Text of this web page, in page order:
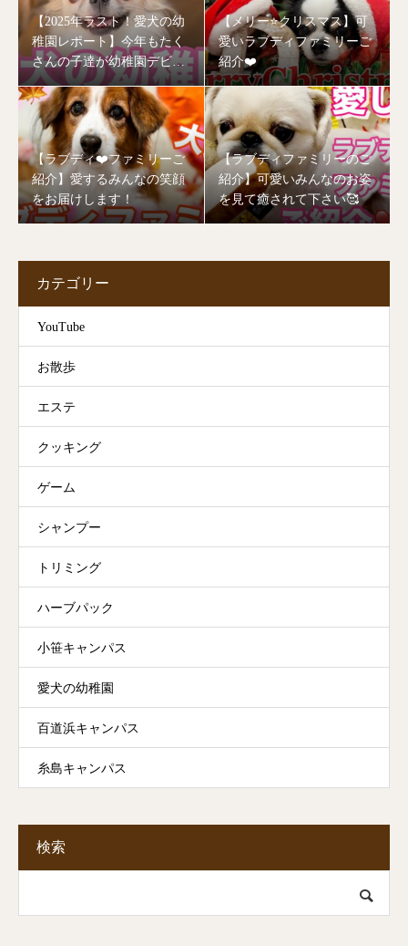
【2025年ラスト！愛犬の幼
稚園レポート】今年もたく
さんの子達が幼稚園デビュ
ーしました🥰
【メリー⭐️クリスマス】可
愛いラブディファミリーご
紹介❤️
【ラブディ❤️ファミリーご
紹介】愛するみんなの笑顔
をお届けします！
【ラブディファミリーのご
紹介】可愛いみんなのお姿
を見て癒されて下さい🥰
カテゴリー
YouTube
お散歩
エステ
クッキング
ゲーム
シャンプー
トリミング
ハーブパック
小笹キャンパス
愛犬の幼稚園
百道浜キャンパス
糸島キャンパス
検索